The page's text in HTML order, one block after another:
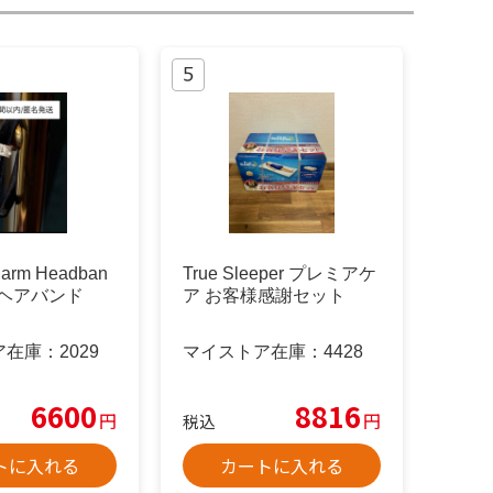
Headban
アバンド
庫： 2029
6600円
に入れる
True Sleeper プレミアケ
ア お客様感謝セット
マイストア在庫： 4428
税込 8816円
カートに入れる